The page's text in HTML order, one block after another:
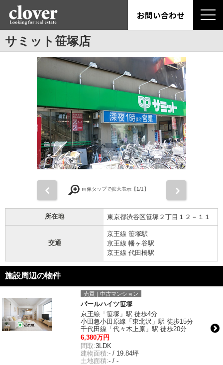
お問い合わせ
サミット笹塚店
画像タップで拡大表示【1/1】
所在地 東京都渋谷区笹塚２丁目１２－１１
交通
京王線 笹塚駅
京王線 幡ヶ谷駅
京王線 代田橋駅
施設周辺の物件
売買｜中古マンション
パールハイツ笹塚
京王線「笹塚」駅 徒歩4分
小田急小田原線「東北沢」駅 徒歩15分
千代田線「代々木上原」駅 徒歩20分
6,380万円
間取:3LDK
建物面積:- / 19.84坪
土地面積:- / -